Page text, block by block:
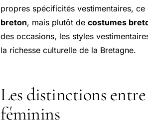
propres spécificités vestimentaires,
breton, mais plutôt de costumes
des occasions, les styles
la richesse culturelle de la Bretagne.
Les distinctions
féminins